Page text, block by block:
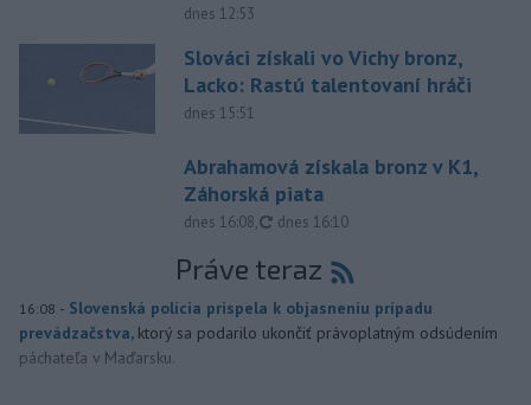
dnes 12:53
Slováci získali vo Vichy bronz,
Lacko: Rastú talentovaní hráči
dnes 15:51
Abrahamová získala bronz v K1,
Záhorská piata
dnes 16:08, aktualizované
dnes 16:10
Práve teraz
16:08 - Slovenská polícia prispela k objasneniu prípadu
prevádzačstva, ktorý sa podarilo ukončiť právoplatným odsúdením
páchateľa v Maďarsku.